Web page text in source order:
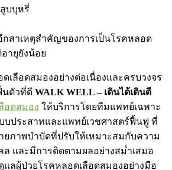
บบุหรี่
กสาเหตุสำคัญของการเป็นโรคหลอด
ายุยังน้อย
เลือดสมองอย่างต่อเนื่องและครบวงจร
นตัวที่ดี WALK WELL – เดินได้เดินดี
อดสมอง ให้บริการโดยทีมแพทย์เฉพาะ
บประสาทและแพทย์เวชศาสตร์ฟื้นฟู ที่
ยภาพบำบัดที่ปรับให้เหมาะสมกับความ
และมีการติดตามผลอย่างสม่ำเสมอ
ลผู้ป่วยโรคหลอดเลือดสมองอย่างมือ